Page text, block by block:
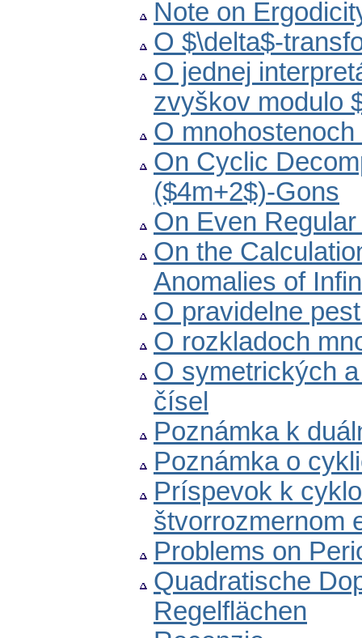
Note on
O $\delta$-
O jednej
zvyškov modulo
O
On Cyclic
($4m+2$)-Gons
On Even
On the
Anomalies of
O pravidelne
O rozkladoch
O symetrických
čísel
Poznámka k
Poznámka o
Príspevok k
štvorrozmernom
Problems on
Quadratische
Regelflächen